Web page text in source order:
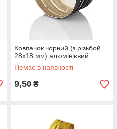
Ковпачок чорний (з різьбой
28х18 мм) алюмінієвий
Немає в наявності
9,50 ₴